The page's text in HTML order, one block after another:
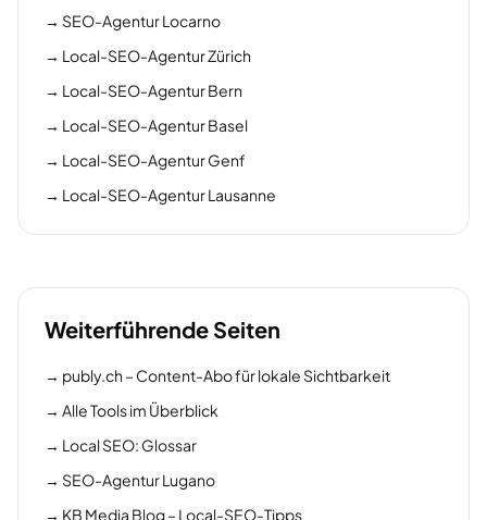
→ SEO-Agentur Locarno
→ Local-SEO-Agentur Zürich
→ Local-SEO-Agentur Bern
→ Local-SEO-Agentur Basel
→ Local-SEO-Agentur Genf
→ Local-SEO-Agentur Lausanne
Weiterführende Seiten
→ publy.ch – Content-Abo für lokale Sichtbarkeit
→ Alle Tools im Überblick
→ Local SEO: Glossar
→ SEO-Agentur Lugano
→ KB Media Blog – Local-SEO-Tipps